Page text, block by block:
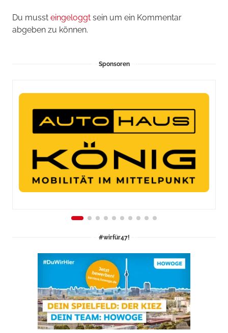
Du musst eingeloggt sein um ein Kommentar
abgeben zu können.
Sponsoren
#wirfür47!